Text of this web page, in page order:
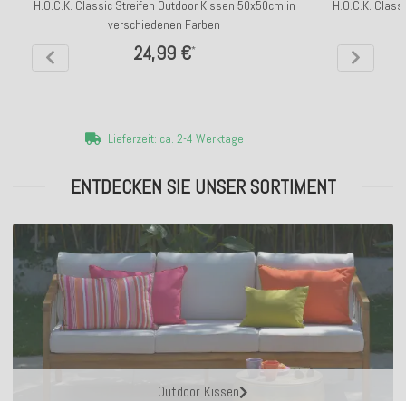
H.O.C.K. Classic Streifen Outdoor Kissen 50x50cm in
verschiedenen Farben
24,99 €*
Lieferzeit: ca. 2-4 Werktage
H.O.C.K.
ENTDECKEN SIE UNSER SORTIMENT
Outdoor Kissen